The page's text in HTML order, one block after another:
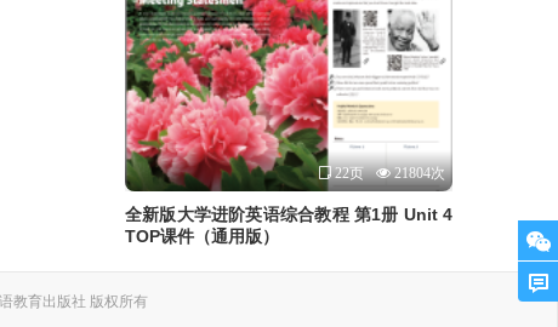
22页 21804次
全新版大学进阶英语综合教程 第1册 Unit 4
TOP课件（通用版）
教育出版社 版权所有